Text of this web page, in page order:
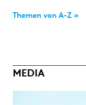
Themen von A-Z »
MEDIA